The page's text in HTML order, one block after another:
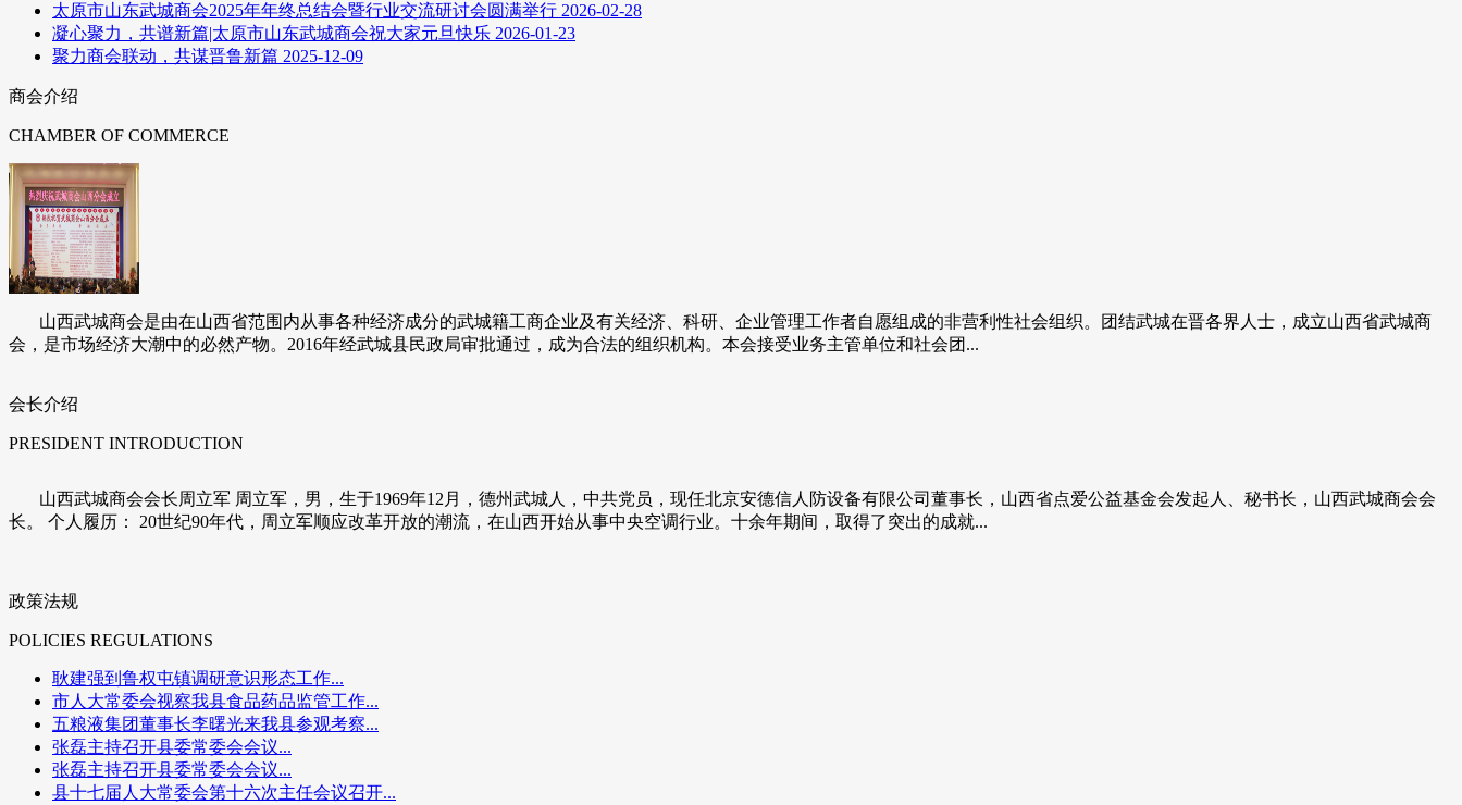
太原市山东武城商会2025年年终总结会暨行业交流研讨会圆满举行 2026-02-28
凝心聚力，共谱新篇|太原市山东武城商会祝大家元旦快乐 2026-01-23
聚力商会联动，共谋晋鲁新篇 2025-12-09
商会介绍
CHAMBER OF COMMERCE
山西武城商会是由在山西省范围内从事各种经济成分的武城籍工商企业及有关经济、科研、企业管理工作者自愿组成的非营利性社会组织。团结武城在晋各界人士，成立山西省武城商
会，是市场经济大潮中的必然产物。2016年经武城县民政局审批通过，成为合法的组织机构。本会接受业务主管单位和社会团...
会长介绍
PRESIDENT INTRODUCTION
山西武城商会会长周立军 周立军，男，生于1969年12月，德州武城人，中共党员，现任北京安德信人防设备有限公司董事长，山西省点爱公益基金会发起人、秘书长，山西武城商会会
长。 个人履历： 20世纪90年代，周立军顺应改革开放的潮流，在山西开始从事中央空调行业。十余年期间，取得了突出的成就...
政策法规
POLICIES REGULATIONS
耿建强到鲁权屯镇调研意识形态工作...
市人大常委会视察我县食品药品监管工作...
五粮液集团董事长李曙光来我县参观考察...
张磊主持召开县委常委会会议...
张磊主持召开县委常委会会议...
县十七届人大常委会第十六次主任会议召开...